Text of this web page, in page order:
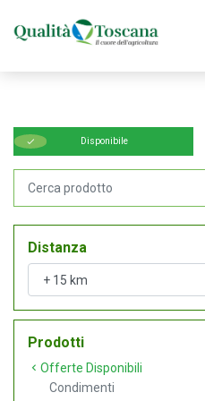
Disponibile
Distanza
Prodotti
Offerte Disponibili
Condimenti